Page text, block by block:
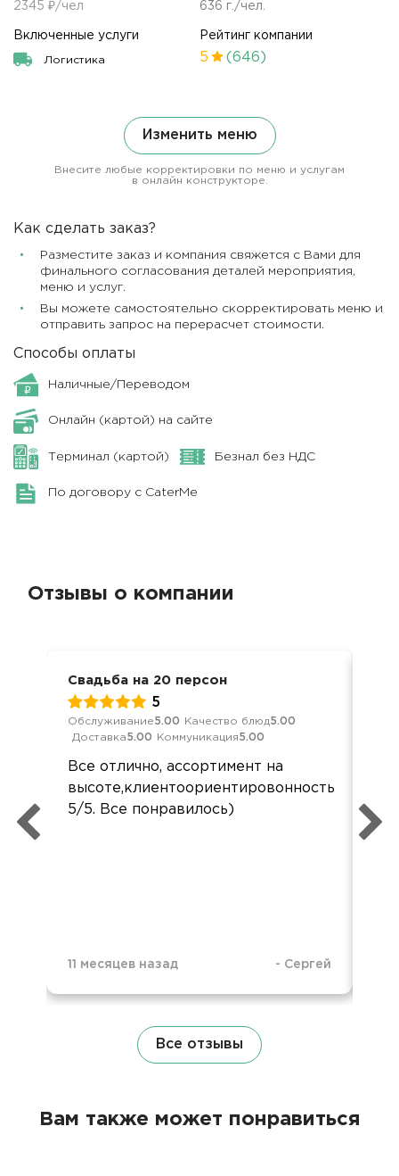
2345 ₽/чел 636 г./чел.
Включенные услуги
Логистика
Рейтинг компании
5 (646)
Изменить меню
Внесите любые корректировки по меню и услугам
в онлайн конструкторе.
Как сделать заказ?
Разместите заказ и компания свяжется с Вами для
финального согласования деталей мероприятия,
меню и услуг.
Вы можете самостоятельно скорректировать меню и
отправить запрос на перерасчет стоимости.
Способы оплаты
Наличные/Переводом
Онлайн (картой) на сайте
Терминал (картой) Безнал без НДС
По договору с CaterMe
Отзывы о компании
Свадьба на 20 персон
5
Обслуживание5.00 Качество блюд5.00
Доставка5.00 Коммуникация5.00
Все отлично, ассортимент на
высоте,клиентоориентировонность
5/5. Все понравилось)
11 месяцев назад - Сергей
Все отзывы
Вам также может понравиться